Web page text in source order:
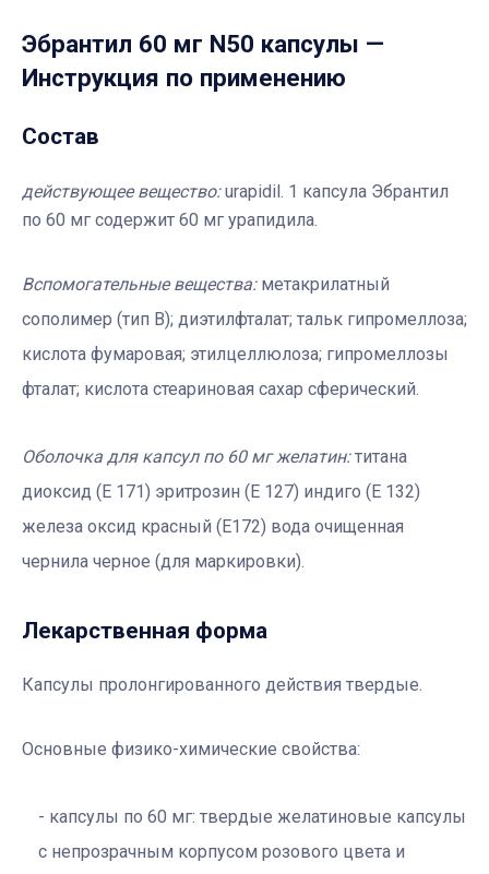
Эбрантил 60 мг N50 капсулы —
Инструкция по применению
Состав
действующее вещество:urapidil. 1 капсула Эбрантил
по 60 мг содержит 60 мг урапидила.
Вспомогательные вещества:метакрилатный
сополимер (тип В); диэтилфталат; тальк гипромеллоза;
кислота фумаровая; этилцеллюлоза; гипромеллозы
фталат; кислота стеариновая сахар сферический.
Оболочка для капсулпо 60 мг желатин:титана
диоксид (Е 171) эритрозин (Е 127) индиго (Е 132)
железа оксид красный (Е172) вода очищенная
чернила черное (для маркировки).
Лекарственная форма
Капсулы пролонгированного действия твердые.
Основные физико-химические свойства:
капсулы по 60 мг: твердые желатиновые капсулы
с непрозрачным корпусом розового цвета и